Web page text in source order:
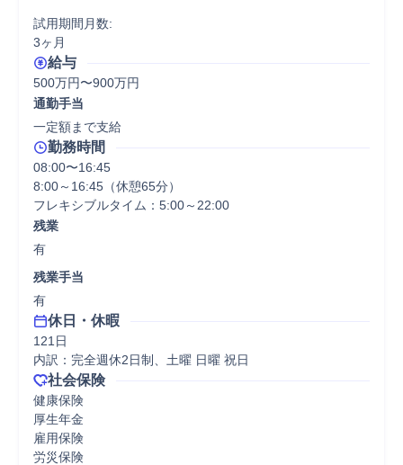
試用期間月数:
3ヶ月
給与
500万円〜900万円
通勤手当
一定額まで支給
勤務時間
08:00〜16:45
8:00～16:45（休憩65分）
フレキシブルタイム：5:00～22:00
残業
有
残業手当
有
休日・休暇
121日
内訳：完全週休2日制、土曜 日曜 祝日
社会保険
健康保険
厚生年金
雇用保険
労災保険